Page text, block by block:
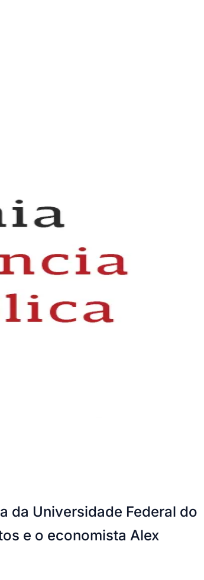
da Universidade Federal do
e o economista Alex